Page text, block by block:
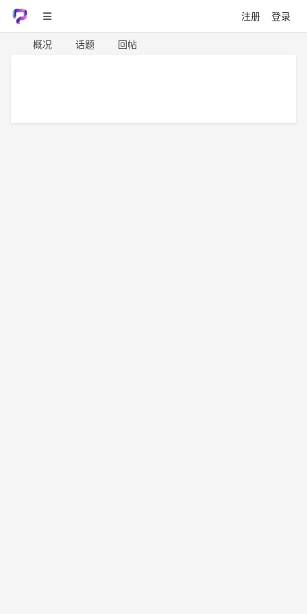
注册 登录
概况 话题 回帖